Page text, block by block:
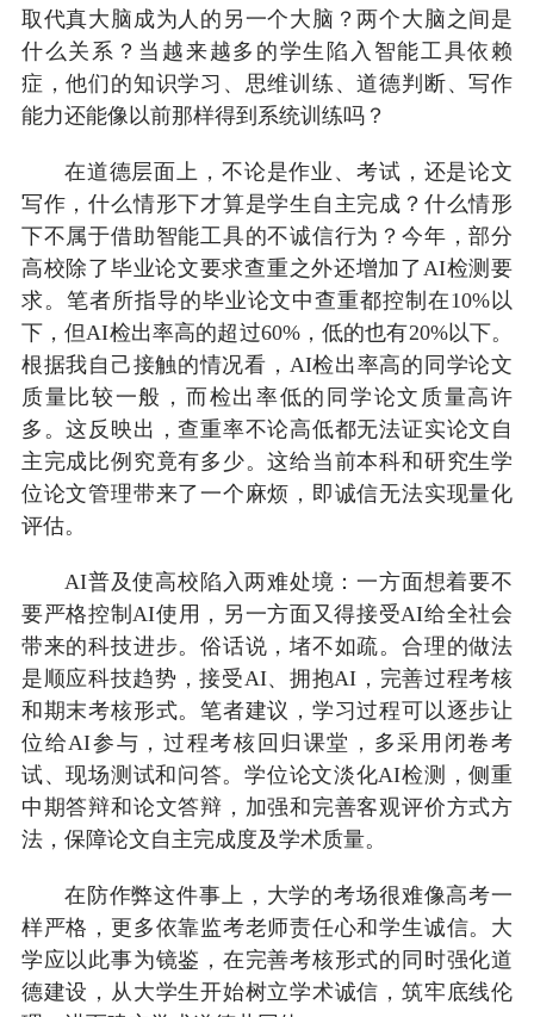
取代真大脑成为人的另一个大脑？两个大脑之间是
什么关系？当越来越多的学生陷入智能工具依赖
症，他们的知识学习、思维训练、道德判断、写作
能力还能像以前那样得到系统训练吗？
在道德层面上，不论是作业、考试，还是论文
写作，什么情形下才算是学生自主完成？什么情形
下不属于借助智能工具的不诚信行为？今年，部分
高校除了毕业论文要求查重之外还增加了AI检测要
求。笔者所指导的毕业论文中查重都控制在10%以
下，但AI检出率高的超过60%，低的也有20%以下。
根据我自己接触的情况看，AI检出率高的同学论文
质量比较一般，而检出率低的同学论文质量高许
多。这反映出，查重率不论高低都无法证实论文自
主完成比例究竟有多少。这给当前本科和研究生学
位论文管理带来了一个麻烦，即诚信无法实现量化
评估。
AI普及使高校陷入两难处境：一方面想着要不
要严格控制AI使用，另一方面又得接受AI给全社会
带来的科技进步。俗话说，堵不如疏。合理的做法
是顺应科技趋势，接受AI、拥抱AI，完善过程考核
和期末考核形式。笔者建议，学习过程可以逐步让
位给AI参与，过程考核回归课堂，多采用闭卷考
试、现场测试和问答。学位论文淡化AI检测，侧重
中期答辩和论文答辩，加强和完善客观评价方式方
法，保障论文自主完成度及学术质量。
在防作弊这件事上，大学的考场很难像高考一
样严格，更多依靠监考老师责任心和学生诚信。大
学应以此事为镜鉴，在完善考核形式的同时强化道
德建设，从大学生开始树立学术诚信，筑牢底线伦